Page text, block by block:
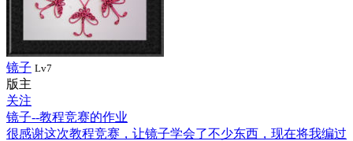
镜子 Lv7
版主
关注
镜子--教程竞赛的作业
很感谢这次教程竞赛，让镜子学会了不少东西，现在将我编过